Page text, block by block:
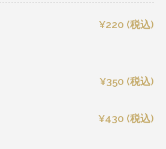
¥220 (税込)
¥350 (税込)
¥430 (税込)